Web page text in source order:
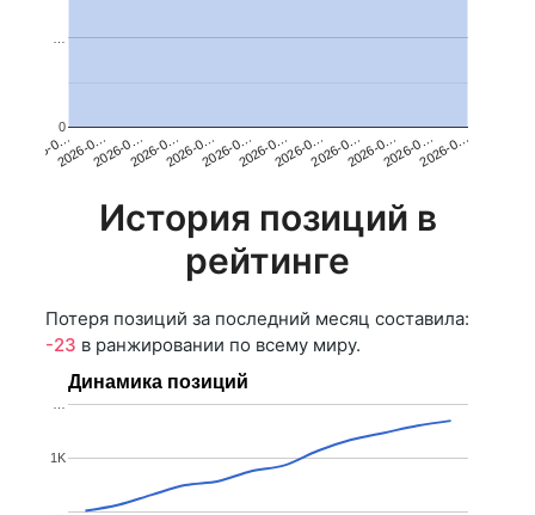
2026-0…2026-0…2026-0…2026-0…2026-0…2026-0…2026-0…2026-0…2026-0…2026-0…2026-0…2026-0…
0
История позиций в
рейтинге
Потеря позиций за последний месяц составила:
-23 в ранжировании по всему миру.
Динамика позиций
1K
…